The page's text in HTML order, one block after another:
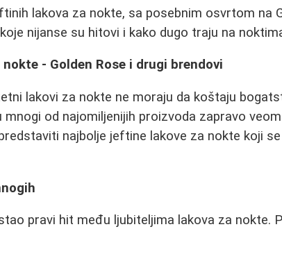
lakova za nokte, sa posebnim osvrtom na
nijanse su hitovi i kako dugo traju na
- Golden Rose i drugi brendovi
lakovi za nokte ne moraju da koštaju
od najomiljenijih proizvoda zapravo
najbolje jeftine lakove za nokte koji
pravi hit među ljubiteljima lakova za nokte.